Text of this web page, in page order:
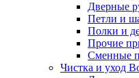
Дверные
Петли и
Полки и
Прочие
Сменные
Чистка и уход